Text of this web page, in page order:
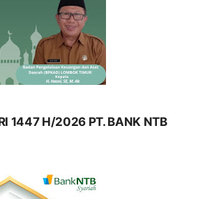
1447 H/2026 PT. BANK NTB